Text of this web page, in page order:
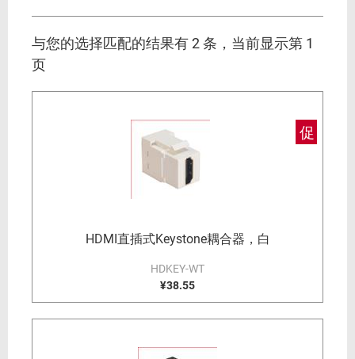
与您的选择匹配的结果有 2 条，当前显示第 1
页
促
HDMI直插式Keystone耦合器，白
HDKEY-WT
¥38.55